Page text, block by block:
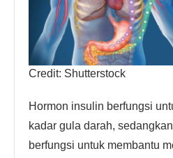
Credit: Shutterstock
Hormon insulin berfungsi
kadar gula darah,
berfungsi untuk membantu